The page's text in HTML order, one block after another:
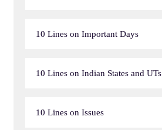
10 Lines on Important Days
10 Lines on Indian States and UTs
10 Lines on Issues